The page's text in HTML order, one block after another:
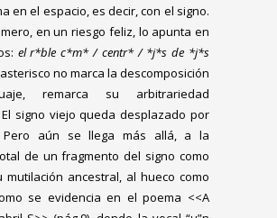
en el espacio, es decir, con el signo.
en un riesgo feliz, lo apunta en
el r*ble c*m* / centr* / *j*s de *j*s
asterisco no marca la descomposición
remarca su arbitrariedad
signo viejo queda desplazado por
Pero aún se llega más allá, a la
de un fragmento del signo como
mutilación ancestral, al hueco como
se evidencia en el poema <<A